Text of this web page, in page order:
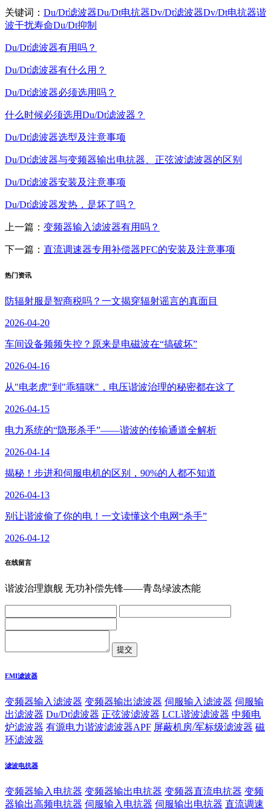
关键词： Du/Dt滤波器Du/Dt电抗器Dv/Dt滤波器Dv/Dt电抗器谐
波干扰寿命Du/Dt抑制
Du/Dt滤波器有用吗？
Du/Dt滤波器有什么用？
Du/Dt滤波器必须选用吗？
什么时候必须选用Du/Dt滤波器？
Du/Dt滤波器选型及注意事项
Du/Dt滤波器与变频器输出电抗器、正弦波滤波器的区别
Du/Dt滤波器安装及注意事项
Du/Dt滤波器发热，是坏了吗？
上一篇： 变频器输入滤波器有用吗？
下一篇： 直流调速器专用补偿器PFC的安装及注意事项
热门资讯
防辐射服是智商税吗？一文揭穿辐射谣言的真面目
2026-04-20
车间设备频频失控？原来是电磁波在“搞破坏”
2026-04-16
从"电老虎"到"乖猫咪"，电压谐波治理的秘密都在这了
2026-04-15
电力系统的“隐形杀手”——谐波的传输通道全解析
2026-04-14
揭秘！步进和伺服电机的区别，90%的人都不知道
2026-04-13
别让谐波偷了你的电！一文读懂这个电网“杀手”
2026-04-12
在线留言
谐波治理旗舰 无功补偿先锋——青岛绿波杰能
EMI滤波器
变频器输入滤波器 变频器输出滤波器 伺服输入滤波器 伺服输
出滤波器 Du/Dt滤波器 正弦波滤波器 LCL谐波滤波器 中频电
炉滤波器 有源电力谐波滤波器APF 屏蔽机房/军标级滤波器 磁
环滤波器
滤波电抗器
变频器输入电抗器 变频器输出电抗器 变频器直流电抗器 变频
器输出高频电抗器 伺服输入电抗器 伺服输出电抗器 直流调速